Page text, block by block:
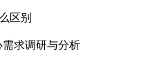
区别
求调研与分析